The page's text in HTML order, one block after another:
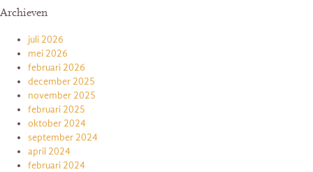
Archieven
juli 2026
mei 2026
februari 2026
december 2025
november 2025
februari 2025
oktober 2024
september 2024
april 2024
februari 2024